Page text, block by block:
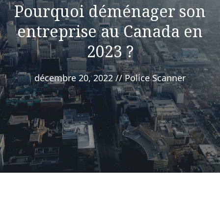
Pourquoi déménager son
entreprise au Canada en
2023 ?
décembre 20, 2022 // Police Scanner